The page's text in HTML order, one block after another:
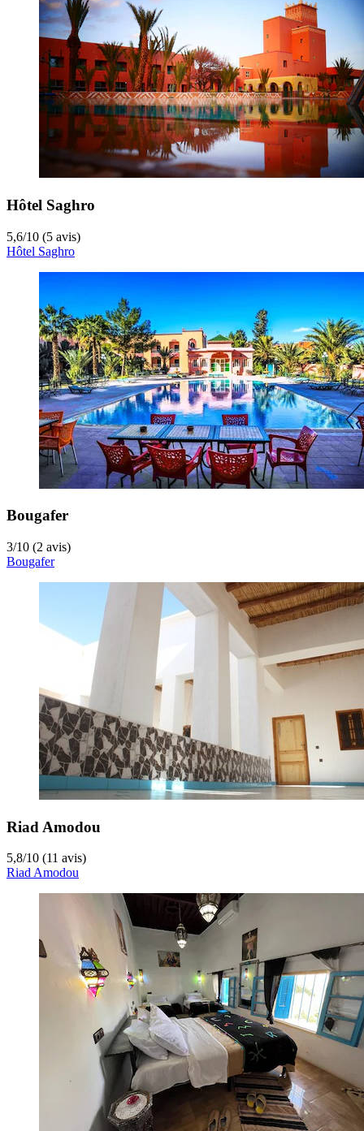
Hôtel Saghro
5,6/10 (5 avis)
Hôtel Saghro
Bougafer
3/10 (2 avis)
Bougafer
Riad Amodou
5,8/10 (11 avis)
Riad Amodou